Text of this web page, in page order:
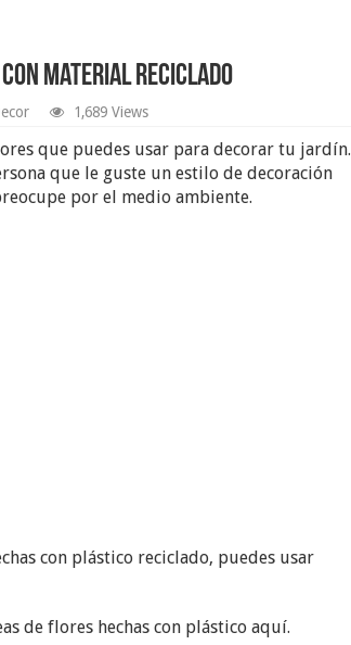
Material Reciclado
1,689 Views
que puedes usar para decorar tu jardín.
que le guste un estilo de decoración
por el medio ambiente.
con plástico reciclado, puedes usar
de flores hechas con plástico aquí.